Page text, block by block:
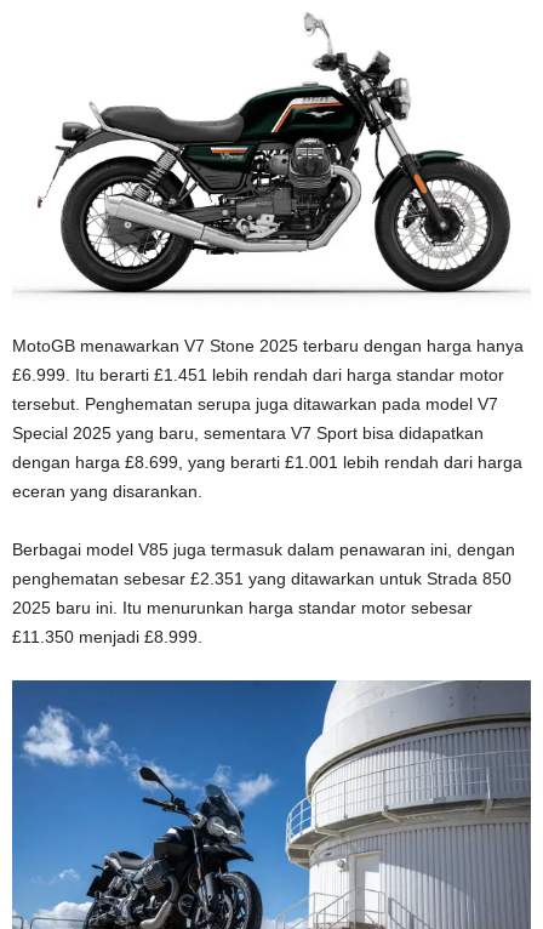
MotoGB menawarkan V7 Stone 2025 terbaru dengan harga hanya
£6.999. Itu berarti £1.451 lebih rendah dari harga standar motor
tersebut. Penghematan serupa juga ditawarkan pada model V7
Special 2025 yang baru, sementara V7 Sport bisa didapatkan
dengan harga £8.699, yang berarti £1.001 lebih rendah dari harga
eceran yang disarankan.
Berbagai model V85 juga termasuk dalam penawaran ini, dengan
penghematan sebesar £2.351 yang ditawarkan untuk Strada 850
2025 baru ini. Itu menurunkan harga standar motor sebesar
£11.350 menjadi £8.999.